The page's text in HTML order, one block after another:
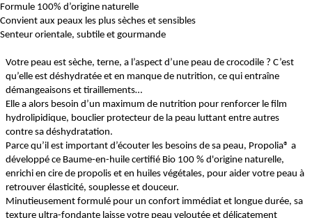
Formule 100% d’origine naturelle
Convient aux peaux les plus sèches et sensibles
Senteur orientale, subtile et gourmande
Votre peau est sèche, terne, a l’aspect d’une peau de crocodile ? C’est
qu’elle est déshydratée et en manque de nutrition, ce qui entraîne
démangeaisons et tiraillements…
Elle a alors besoin d’un maximum de nutrition pour renforcer le film
hydrolipidique, bouclier protecteur de la peau luttant entre autres
contre sa déshydratation.
Parce qu’il est important d’écouter les besoins de sa peau, Propolia® a
développé ce Baume-en-huile certifié Bio 100 % d'origine naturelle,
enrichi en cire de propolis et en huiles végétales, pour aider votre peau à
retrouver élasticité, souplesse et douceur.
Minutieusement formulé pour un confort immédiat et longue durée, sa
texture ultra-fondante laisse votre peau veloutée et délicatement